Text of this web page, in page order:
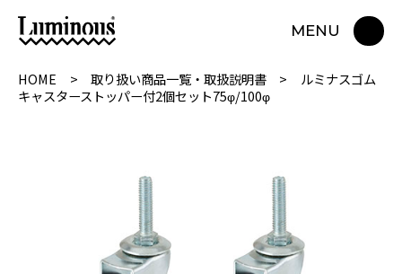
MENU
HOME 取り扱い商品一覧・取扱説明書
ルミナスゴム
キャスターストッパー付2個セット75φ/100φ